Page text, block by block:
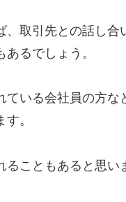
取引先との話し
るでしょう。
いる会社員の方な
。
こともあると思い